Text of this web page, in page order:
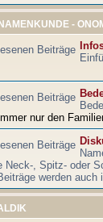
-
nur den
Neck-, Spitz- oder
werden auch